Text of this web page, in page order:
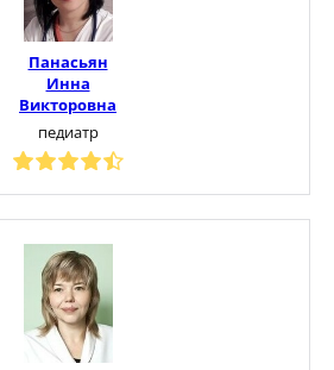
Панасьян
Инна
Викторовна
педиатр